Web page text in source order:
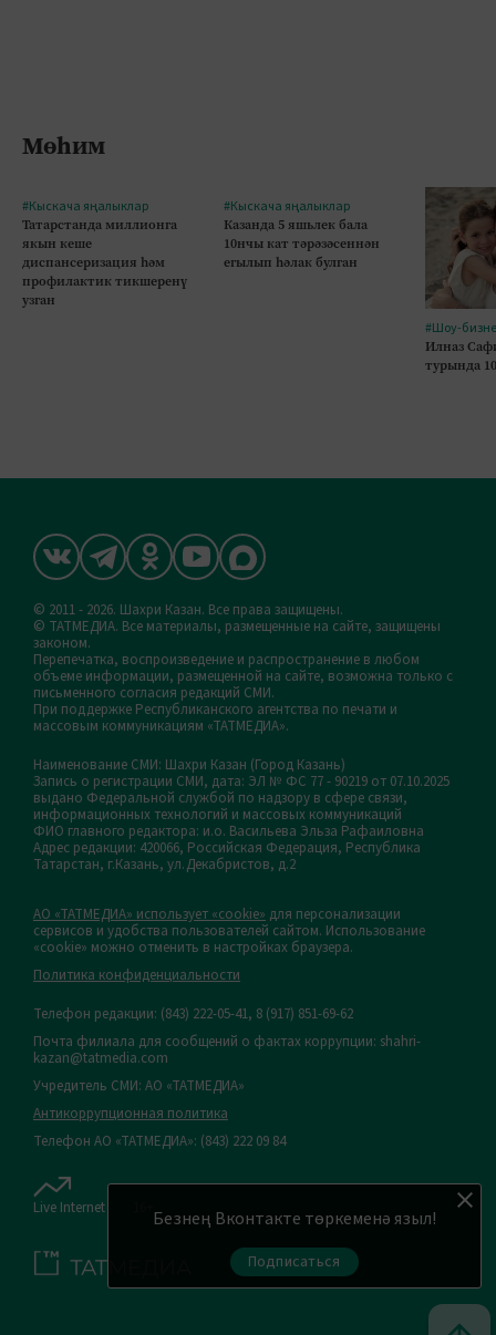
Мөһим
#Кыскача яңалыклар
Татарстанда миллионга
якын кеше
диспансеризация һәм
профилактик тикшеренү
узган
#Кыскача яңалыклар
Казанда 5 яшьлек бала
10нчы кат тәрәзәсеннән
егылып һәлак булган
#Шоу-
Илназ
турында
Безнең Вконтакте төркеменә языл!
Подписаться
© 2011 - 2026. Шахри Казан. Все права защищены.
© ТАТМЕДИА. Все материалы, размещенные на сайте, защищены
законом.
Перепечатка, воспроизведение и распространение в любом
объеме информации, размещенной на сайте, возможна только с
письменного согласия редакций СМИ.
При поддержке Республиканского агентства по печати и
массовым коммуникациям «ТАТМЕДИА».
Наименование СМИ: Шахри Казан (Город Казань)
Запись о регистрации СМИ, дата: ЭЛ № ФС 77 - 90219 от 07.10.2025
выдано Федеральной службой по надзору в сфере связи,
информационных технологий и массовых коммуникаций
ФИО главного редактора: и.о. Васильева Эльза Рафаиловна
Адрес редакции: 420066, Российская Федерация, Республика
Татарстан, г.Казань, ул.Декабристов, д.2
АО «ТАТМЕДИА» использует «cookie» для персонализации
сервисов и удобства пользователей сайтом. Использование
«cookie» можно отменить в настройках браузера.
Политика конфиденциальности
Телефон редакции: (843) 222-05-41, 8 (917) 851-69-62
Почта филиала для сообщений о фактах коррупции: shahri-
kazan@tatmedia.com
Учредитель СМИ: АО «ТАТМЕДИА»
Антикоррупционная политика
Телефон АО «ТАТМЕДИА»: (843) 222 09 84
Live Internet